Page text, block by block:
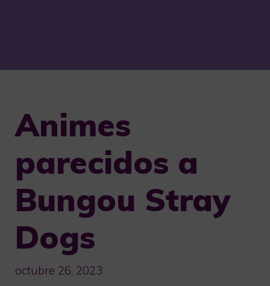
Animes
parecidos a
Bungou Stray
Dogs
octubre 26, 2023